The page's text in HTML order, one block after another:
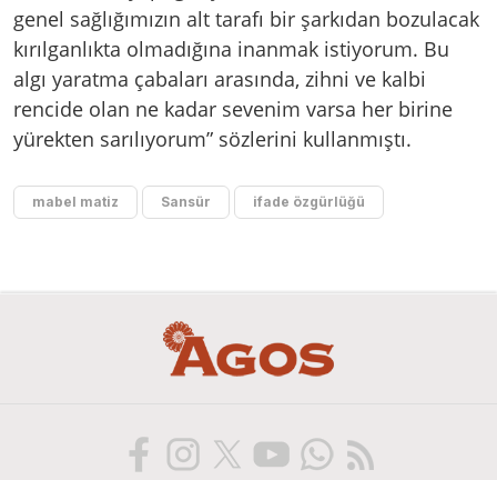
genel sağlığımızın alt tarafı bir şarkıdan bozulacak
kırılganlıkta olmadığına inanmak istiyorum. Bu
algı yaratma çabaları arasında, zihni ve kalbi
rencide olan ne kadar sevenim varsa her birine
yürekten sarılıyorum” sözlerini kullanmıştı.
mabel matiz Sansür ifade özgürlüğü